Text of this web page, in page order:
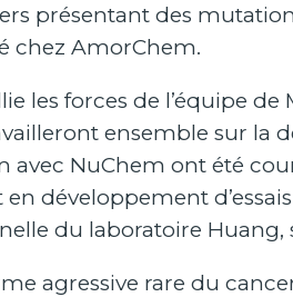
présentant des
chez AmorChem.
les forces de l’équipe
ensemble sur la
avec NuChem ont été
développement
du laboratoire Huang,
agressive rare du